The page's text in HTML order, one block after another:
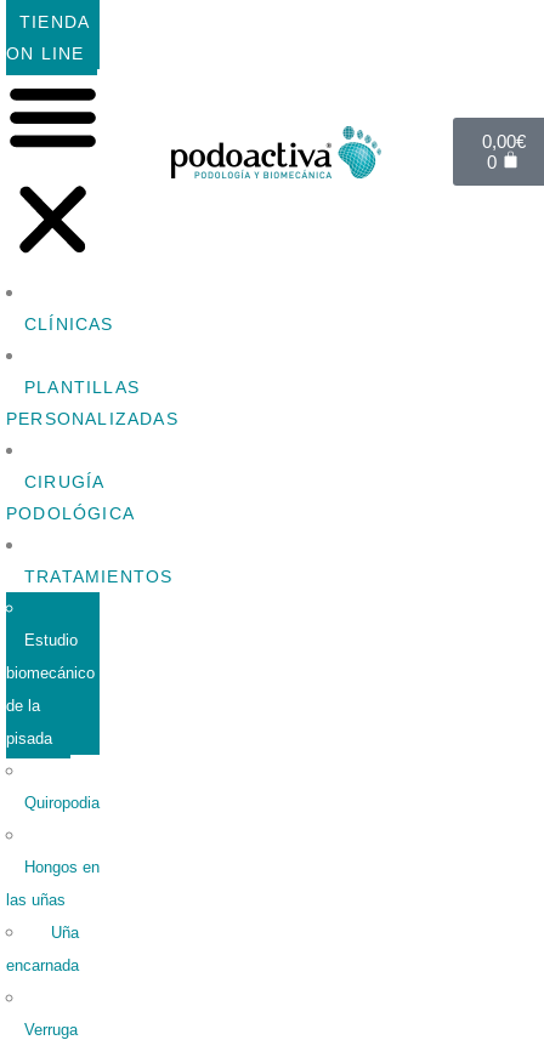
TIENDA
ON LINE
CLÍNICAS
PLANTILLAS
PERSONALIZADAS
CIRUGÍA
PODOLÓGICA
TRATAMIENTOS
Estudio
biomecánico
de la
pisada
Quiropodia
Hongos en
las uñas
Uña
encarnada
Verruga
0,00€
0